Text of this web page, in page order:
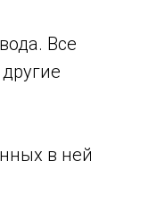
Все
в ней